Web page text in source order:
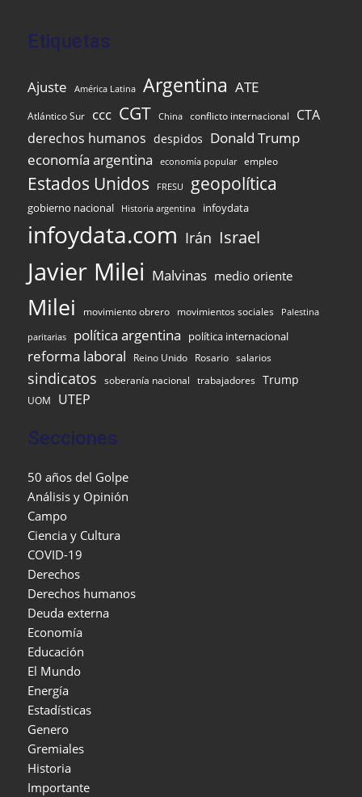
Etiquetas
Ajuste América Latina Argentina ATE
Atlántico Sur ccc CGT China conflicto internacional CTA
derechos humanos despidos Donald Trump
economía argentina
economía popular empleo
Estados Unidos FRESU geopolítica
gobierno nacional Historia argentina infoydata
infoydata.com Irán Israel
Javier Milei Malvinas medio oriente
Milei movimiento obrero movimientos sociales Palestina
paritarias política argentina política internacional
reforma laboral Reino Unido Rosario salarios
sindicatos soberanía nacional trabajadores Trump
UOM UTEP
Secciones
50 años del Golpe
Análisis y Opinión
Campo
Ciencia y Cultura
COVID-19
Derechos
Derechos humanos
Deuda externa
Economía
Educación
El Mundo
Energía
Estadísticas
Genero
Gremiales
Historia
Importante